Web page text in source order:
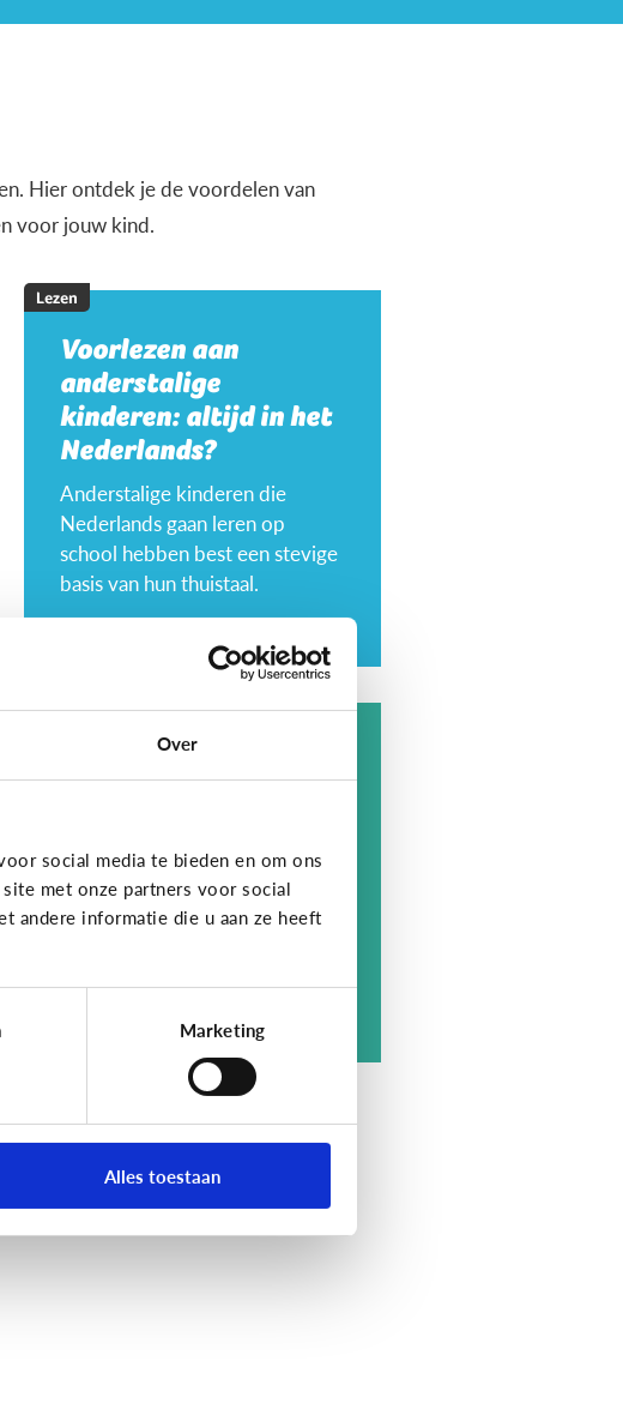
Over
social media te bieden en om ons
met onze partners voor social
andere informatie die u aan ze heeft
Marketing
Alles toestaan
Hier ontdek je de voordelen van
voor jouw kind.
Lezen
Voorlezen aan
anderstalige
kinderen: altijd in het
Nederlands?
Anderstalige kinderen die
Nederlands gaan leren op
school hebben best een stevige
basis van hun thuistaal.
Lezen
Wat is digitaal
Hoe werkt het?